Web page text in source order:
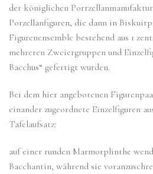
der königlichen
Porzellanfiguren, die dann in
Figurenensemble bestehend aus 1
mehreren Zweiergruppen und
Bacchus“ gefertigt wurden.
Bei dem hier angebotenen
einander zugeordnete Einzelfiguren
Tafelaufsatz:
auf einer runden Marmorplinthe
Bacchantin, während sie